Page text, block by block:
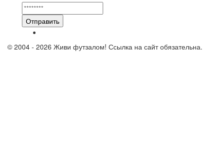
Отправить
© 2004 - 2026 Живи футзалом! Ссылка на сайт обязательна.